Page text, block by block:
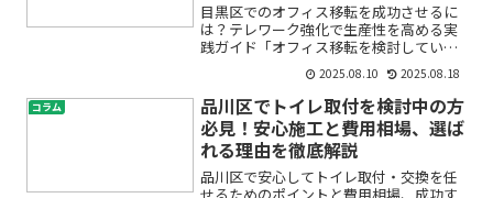
目黒区でのオフィス移転を成功させるに
は？テレワーク強化で生産性を高める実
践ガイド「オフィス移転を検討している
が、どこから手を付ければいいのかわか
らない」「リモートワークやテレワーク
環境をもっと整えたい」「新しいオフィ
スで働き方改革を進めたい...
2025.08.10 2025.08.18
コラム
品川区でトイレ取付を検討中の方
必見！安心施工と費用相場、選ば
れる理由を徹底解説
品川区で安心してトイレ取付・交換を任
せるためのポイントと費用相場、成功す